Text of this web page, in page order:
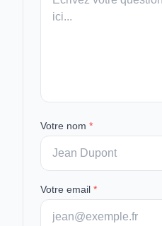
message
Votre nom *
Votre email *